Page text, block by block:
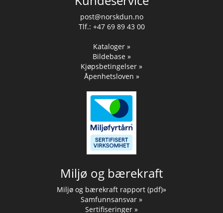
post@norskdun.no
Tlf.: +47 69 89 43 00
Kataloger »
Bildebase »
Kjøpsbetingelser »
Åpenhetsloven »
Miljø og bærekraft
Miljø og bærekraft rapport (pdf)»
Samfunnsansvar »
Sertifiseringer »